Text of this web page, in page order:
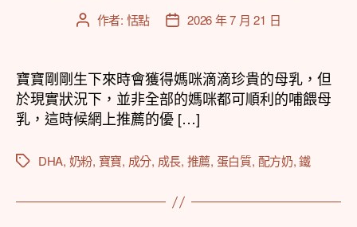
文
者
作者: 恬點
文
佈
日
期
2026 年 7 月 21 日
寶寶剛剛生下來時會獲得媽咪滴滴珍貴的母乳，但
於現實狀況下，並非全部的媽咪都可順利的哺餵母
乳，這時候網上推薦的優 […]
標
DHA, 奶粉, 寶寶, 成分, 成長, 推薦, 蛋白質, 配方奶,鐵